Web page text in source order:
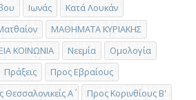
Ιωνάς
Κατά Λουκάν
ΜΑΘΗΜΑΤΑ ΚΥΡΙΑΚΗΣ
ΚΟΙΝΩΝΙΑ
Νεεμία
Ομολογία
Πράξεις
Προς Εβραίους
Θεσσαλονικείς Α΄
Προς Κορινθίους Β'